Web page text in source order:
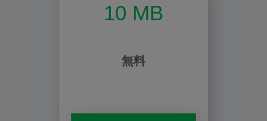
10 MB
無料